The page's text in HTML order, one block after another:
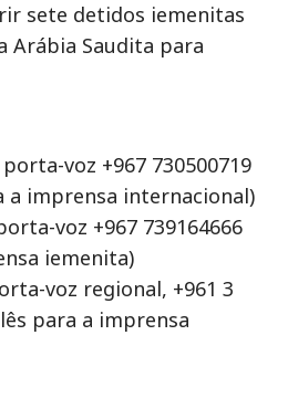
sete detidos iemenitas
Arábia Saudita para
voz +967 730500719
a imprensa internacional)
voz +967 739164666
iemenita)
voz regional, +961 3
para a imprensa